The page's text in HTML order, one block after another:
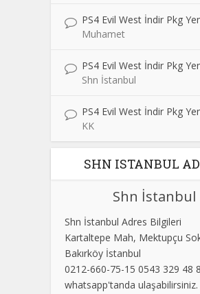
PS4 Evil West İndir Pkg
Muhamet
PS4 Evil West İndir Pkg
Shn İstanbul
PS4 Evil West İndir Pkg
KK
SHN ISTANBUL
Shn İstanbul
Shn İstanbul Adres Bilgileri
Kartaltepe Mah, Mektupçu
Bakırköy İstanbul
0212-660-75-15 0543 329 48
whatsapp'tanda ulaşabilirsiniz.